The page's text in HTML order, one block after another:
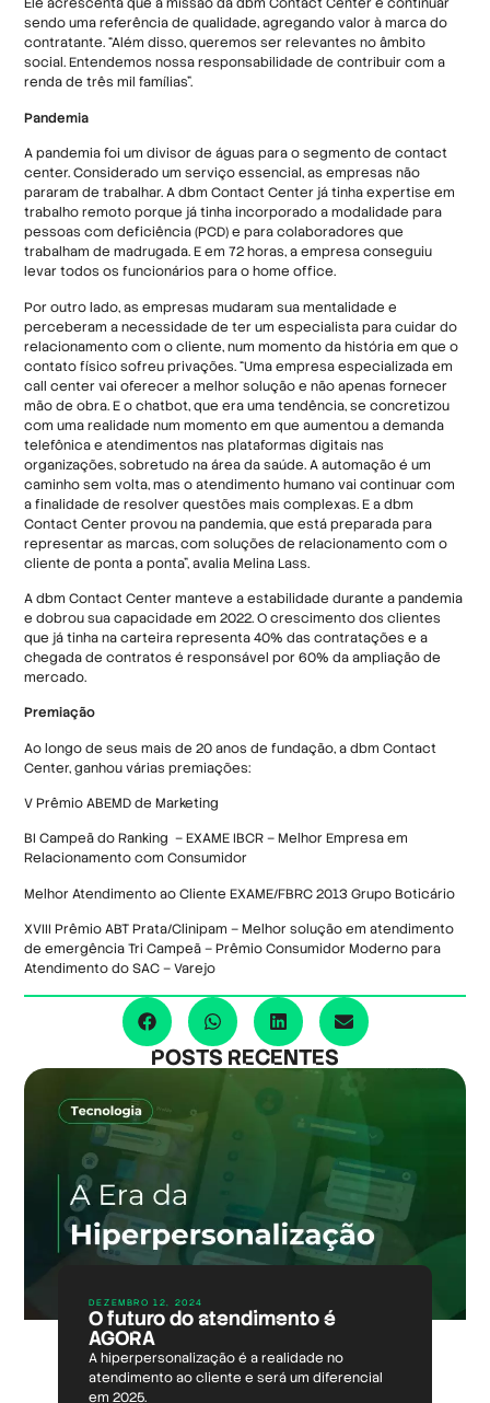
Ele acrescenta que a missão da dbm Contact Center é continuar
sendo uma referência de qualidade, agregando valor à marca do
contratante. “Além disso, queremos ser relevantes no âmbito
social. Entendemos nossa responsabilidade de contribuir com a
renda de três mil famílias”.
Pandemia
A pandemia foi um divisor de águas para o segmento de contact
center. Considerado um serviço essencial, as empresas não
pararam de trabalhar. A dbm Contact Center já tinha expertise em
trabalho remoto porque já tinha incorporado a modalidade para
pessoas com deficiência (PCD) e para colaboradores que
trabalham de madrugada. E em 72 horas, a empresa conseguiu
levar todos os funcionários para o home office.
Por outro lado, as empresas mudaram sua mentalidade e
perceberam a necessidade de ter um especialista para cuidar do
relacionamento com o cliente, num momento da história em que o
contato físico sofreu privações. “Uma empresa especializada em
call center vai oferecer a melhor solução e não apenas fornecer
mão de obra. E o chatbot, que era uma tendência, se concretizou
com uma realidade num momento em que aumentou a demanda
telefônica e atendimentos nas plataformas digitais nas
organizações, sobretudo na área da saúde. A automação é um
caminho sem volta, mas o atendimento humano vai continuar com
a finalidade de resolver questões mais complexas. E a dbm
Contact Center provou na pandemia, que está preparada para
representar as marcas, com soluções de relacionamento com o
cliente de ponta a ponta”, avalia Melina Lass.
A dbm Contact Center manteve a estabilidade durante a pandemia
e dobrou sua capacidade em 2022. O crescimento dos clientes
que já tinha na carteira representa 40% das contratações e a
chegada de contratos é responsável por 60% da ampliação de
mercado.
Premiação
Ao longo de seus mais de 20 anos de fundação, a dbm Contact
Center, ganhou várias premiações:
V Prêmio ABEMD de Marketing
BI Campeã do Ranking – EXAME IBCR – Melhor Empresa em
Relacionamento com Consumidor
Melhor Atendimento ao Cliente EXAME/FBRC 2013 Grupo Boticário
XVIII Prêmio ABT Prata/Clinipam – Melhor solução em atendimento
de emergência Tri Campeã – Prêmio Consumidor Moderno para
Atendimento do SAC – Varejo
POSTS RECENTES
DEZEMBRO 12, 2024
O futuro do atendimento é
AGORA
A hiperpersonalização é a realidade no
atendimento ao cliente e será um diferencial
em 2025.